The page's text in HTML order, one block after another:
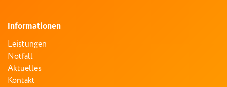
Informationen
Leistungen
Notfall
Aktuelles
Kontakt